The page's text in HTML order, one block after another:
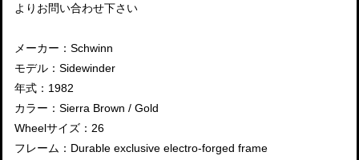
よりお問い合わせ下さい
メーカー：Schwinn
モデル：Sidewinder
年式：1982
カラー：Sierra Brown / Gold
Wheelサイズ：26
フレーム：Durable exclusive electro-forged frame